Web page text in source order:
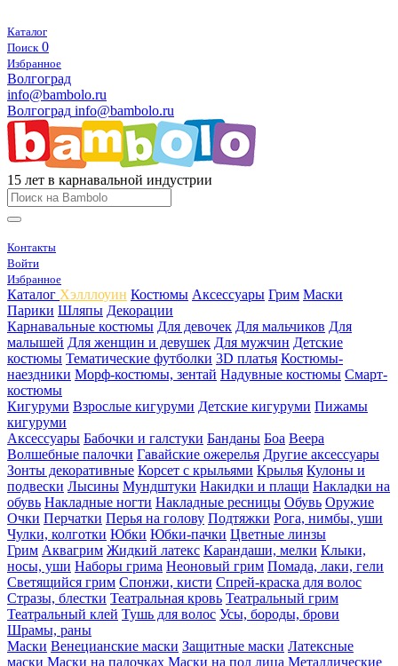
Каталог
Поиск 0
Избранное
Волгоград
info@bambolo.ru
Волгоград info@bambolo.ru
15 лет в карнавальной индустрии
Контакты
Войти
Избранное
Каталог Хэлллоуин Костюмы Аксессуары Грим Маски
Парики Шляпы Декорации
Карнавальные костюмы Для девочек Для мальчиков Для
малышей Для женщин и девушек Для мужчин Детские
костюмы Тематические футболки 3D платья Костюмы-
наездники Морф-костюмы, зентай Надувные костюмы Смарт-
костюмы
Кигуруми Взрослые кигуруми Детские кигуруми Пижамы
кигуруми
Аксессуары Бабочки и галстуки Банданы Боа Веера
Волшебные палочки Гавайские ожерелья Другие аксессуары
Зонты декоративные Корсет с крыльями Крылья Кулоны и
подвески Лысины Мундштуки Накидки и плащи Накладки на
обувь Накладные ногти Накладные ресницы Обувь Оружие
Очки Перчатки Перья на голову Подтяжки Рога, нимбы, уши
Чулки, колготки Юбки Юбки-пачки Цветные линзы
Грим Аквагрим Жидкий латекс Карандаши, мелки Клыки,
носы, уши Наборы грима Неоновый грим Помада, лаки, гели
Светящийся грим Спонжи, кисти Спрей-краска для волос
Стразы, блестки Театральная кровь Театральный грим
Театральный клей Тушь для волос Усы, бороды, брови
Шрамы, раны
Маски Венецианские маски Защитные маски Латексные
маски Маски на палочках Маски на пол лица Металлические